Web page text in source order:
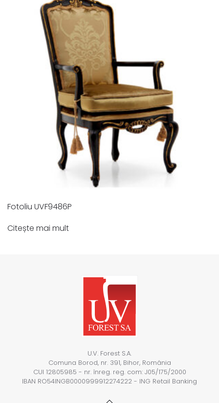
Fotoliu UVF9486P
Citește mai mult
U.V. Forest S.A.
Comuna Borod, nr. 391, Bihor, România
CUI 12805985 - nr. înreg. reg. com: J05/175/2000
IBAN RO54INGB0000999912274222 - ING Retail Banking